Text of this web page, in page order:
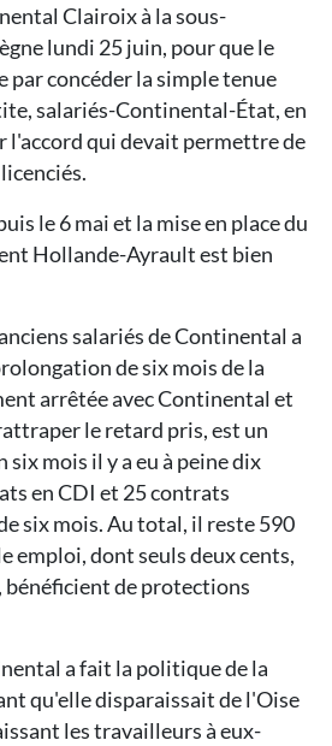
Clairoix à la sous-
lundi 25 juin, pour que le
par concéder la simple tenue
salariés-Continental-État, en
l'accord qui devait permettre de
le 6 mai et la mise en place du
Hollande-Ayrault est bien
salariés de Continental a
de six mois de la
arrêtée avec Continental et
le retard pris, est un
mois il y a eu à peine dix
en CDI et 25 contrats
six mois. Au total, il reste 590
emploi, dont seuls deux cents,
bénéficient de protections
a fait la politique de la
qu'elle disparaissait de l'Oise
les travailleurs à eux-